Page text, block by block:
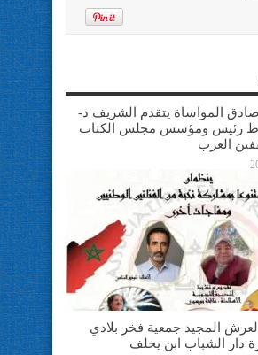
المواساة يتقدم الشريف د-
رئيس ومؤسس مجلس الكتاب
العرب
المجيد جمعية فخر بلادي
دار الشباب ابن يخلف